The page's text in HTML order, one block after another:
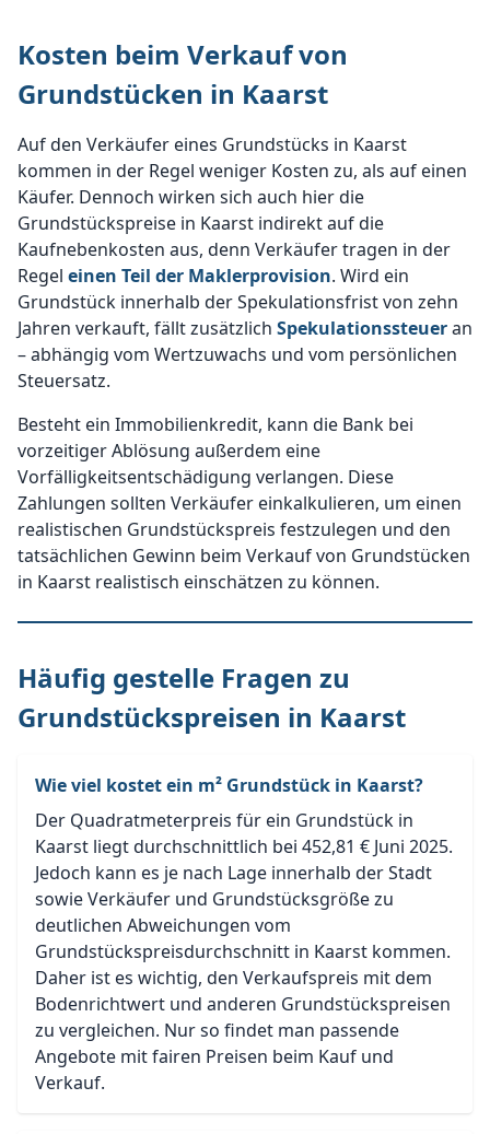
Kosten beim Verkauf von
Grundstücken in Kaarst
Auf den Verkäufer eines Grundstücks in Kaarst
kommen in der Regel weniger Kosten zu, als auf einen
Käufer. Dennoch wirken sich auch hier die
Grundstückspreise in Kaarst indirekt auf die
Kaufnebenkosten aus, denn Verkäufer tragen in der
Regel einen Teil der Maklerprovision. Wird ein
Grundstück innerhalb der Spekulationsfrist von zehn
Jahren verkauft, fällt zusätzlich Spekulationssteueran
– abhängig vom Wertzuwachs und vom persönlichen
Steuersatz.
Besteht ein Immobilienkredit, kann die Bank bei
vorzeitiger Ablösung außerdem eine
Vorfälligkeitsentschädigung verlangen. Diese
Zahlungen sollten Verkäufer einkalkulieren, um einen
realistischen Grundstückspreis festzulegen und den
tatsächlichen Gewinn beim Verkauf von Grundstücken
in Kaarst realistisch einschätzen zu können.
Häufig gestelle Fragen zu
Grundstückspreisen in Kaarst
Wie viel kostet ein m² Grundstück in Kaarst?
Der Quadratmeterpreis für ein Grundstück in
Kaarst liegt durchschnittlich bei 452,81 € Juni 2025.
Jedoch kann es je nach Lage innerhalb der Stadt
sowie Verkäufer und Grundstücksgröße zu
deutlichen Abweichungen vom
Grundstückspreisdurchschnitt in Kaarst kommen.
Daher ist es wichtig, den Verkaufspreis mit dem
Bodenrichtwert und anderen Grundstückspreisen
zu vergleichen. Nur so findet man passende
Angebote mit fairen Preisen beim Kauf und
Verkauf.